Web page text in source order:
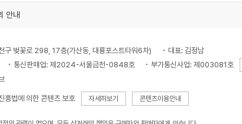
안내
구 벚꽃로 298, 17층(가산동, 대륭포스트타워6차)
대표: 김정남
통신판매업: 제2024-서울금천-0848호 부가통신사업: 제003081호
흥법에 의한 콘텐츠 보호 자세히보기 콘텐츠이용안내